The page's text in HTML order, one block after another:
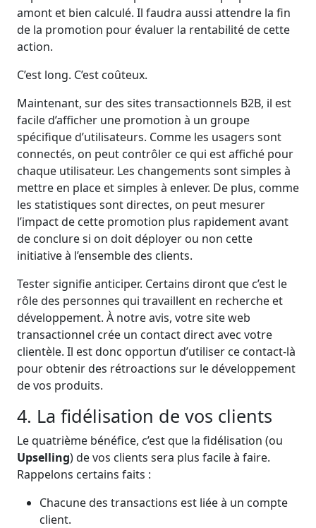
amont et bien calculé. Il faudra aussi attendre la fin
de la promotion pour évaluer la rentabilité de cette
action.
C’est long. C’est coûteux.
Maintenant, sur des sites transactionnels B2B, il est
facile d’afficher une promotion à un groupe
spécifique d’utilisateurs. Comme les usagers sont
connectés, on peut contrôler ce qui est affiché pour
chaque utilisateur. Les changements sont simples à
mettre en place et simples à enlever. De plus, comme
les statistiques sont directes, on peut mesurer
l’impact de cette promotion plus rapidement avant
de conclure si on doit déployer ou non cette
initiative à l’ensemble des clients.
Tester signifie anticiper. Certains diront que c’est le
rôle des personnes qui travaillent en recherche et
développement. À notre avis, votre site web
transactionnel crée un contact direct avec votre
clientèle. Il est donc opportun d’utiliser ce contact-là
pour obtenir des rétroactions sur le développement
de vos produits.
4. La fidélisation de vos clients
Le quatrième bénéfice, c’est que la fidélisation (ou
Upselling) de vos clients sera plus facile à faire.
Rappelons certains faits :
Chacune des transactions est liée à un compte
client.